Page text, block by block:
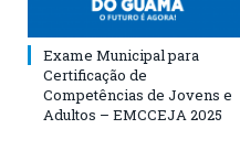
Exame Municipal para
Certificação de
Competências de Jovens e
Adultos – EMCCEJA 2025